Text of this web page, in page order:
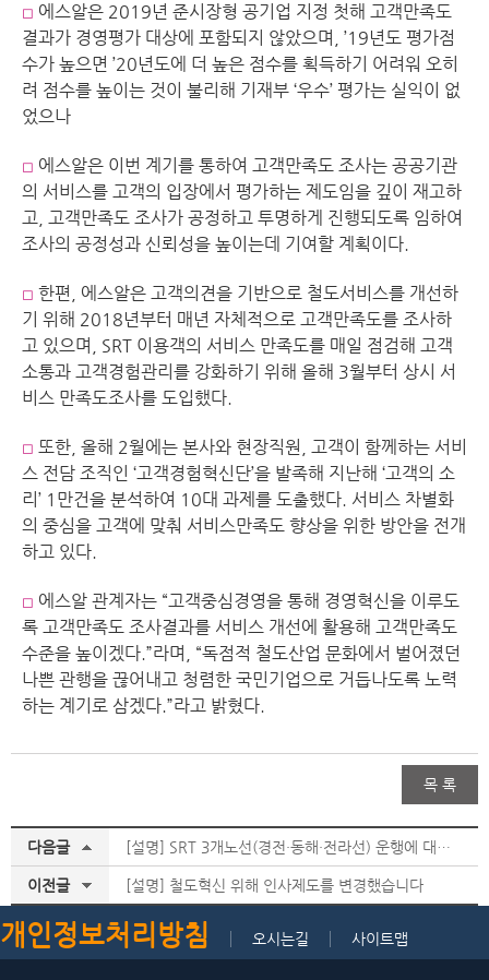
◻︎ 에스알은 2019년 준시장형 공기업 지정 첫해 고객만족도
결과가 경영평가 대상에 포함되지 않았으며, ’19년도 평가점
수가 높으면 ’20년도에 더 높은 점수를 획득하기 어려워 오히
려 점수를 높이는 것이 불리해 기재부 ‘우수’ 평가는 실익이 없
었으나
◻︎ 에스알은 이번 계기를 통하여 고객만족도 조사는 공공기관
의 서비스를 고객의 입장에서 평가하는 제도임을 깊이 재고하
고, 고객만족도 조사가 공정하고 투명하게 진행되도록 임하여
조사의 공정성과 신뢰성을 높이는데 기여할 계획이다.
◻︎ 한편, 에스알은 고객의견을 기반으로 철도서비스를 개선하
기 위해 2018년부터 매년 자체적으로 고객만족도를 조사하
고 있으며, SRT 이용객의 서비스 만족도를 매일 점검해 고객
소통과 고객경험관리를 강화하기 위해 올해 3월부터 상시 서
비스 만족도조사를 도입했다.
◻︎ 또한, 올해 2월에는 본사와 현장직원, 고객이 함께하는 서비
스 전담 조직인 ‘고객경험혁신단’을 발족해 지난해 ‘고객의 소
리’ 1만건을 분석하여 10대 과제를 도출했다. 서비스 차별화
의 중심을 고객에 맞춰 서비스만족도 향상을 위한 방안을 전개
하고 있다.
◻︎ 에스알 관계자는 “고객중심경영을 통해 경영혁신을 이루도
록 고객만족도 조사결과를 서비스 개선에 활용해 고객만족도
수준을 높이겠다.”라며, “독점적 철도산업 문화에서 벌어졌던
나쁜 관행을 끊어내고 청렴한 국민기업으로 거듭나도록 노력
하는 계기로 삼겠다.”라고 밝혔다.
목 록
다음글 [설명] SRT 3개노선(경전·동해·전라선) 운행에 대한 사항은 노사합의 사항이 아님을 알려드립니다.
이전글 [설명] 철도혁신 위해 인사제도를 변경했습니다
개인정보처리방침 오시는길 사이트맵